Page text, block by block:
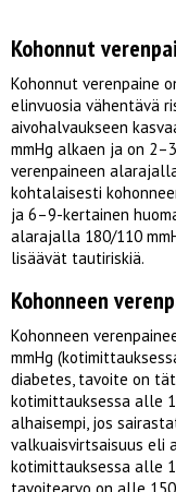
Kohonnut
Kohonnut verenpaine
elinvuosia vähentävä
aivohalvaukseen
mmHg alkaen ja on
verenpaineen
kohtalaisesti
ja 6–9-kertainen
alarajalla 180/110
lisäävät tautiriskiä.
Kohonneen
Kohonneen
mmHg
diabetes, tavoite on
kotimittauksessa alle
alhaisempi, jos
valkuaisvirtsaisuus eli
kotimittauksessa alle